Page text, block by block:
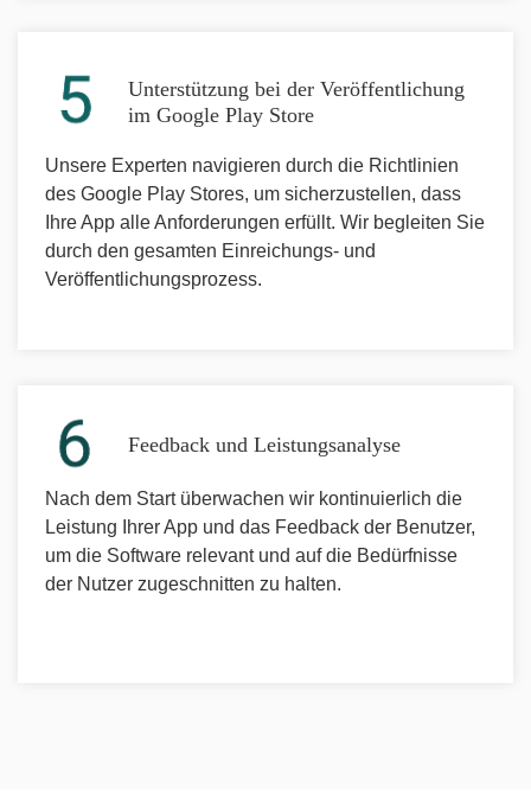
Unterstützung bei der Veröffentlichung
im Google Play Store
Unsere Experten navigieren durch die Richtlinien
des Google Play Stores, um sicherzustellen, dass
Ihre App alle Anforderungen erfüllt. Wir begleiten Sie
durch den gesamten Einreichungs- und
Veröffentlichungsprozess.
Feedback und Leistungsanalyse
Nach dem Start überwachen wir kontinuierlich die
Leistung Ihrer App und das Feedback der Benutzer,
um die Software relevant und auf die Bedürfnisse
der Nutzer zugeschnitten zu halten.